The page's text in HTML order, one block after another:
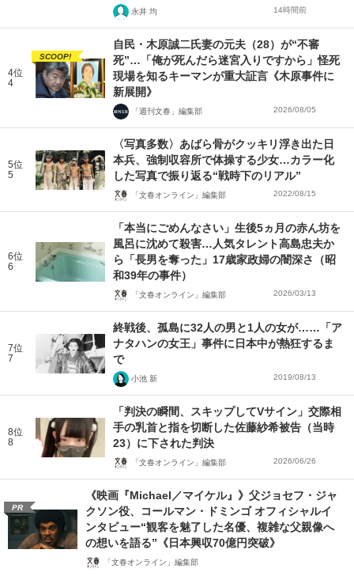
永井 均 14時間前
4位
4
SCOOP!
自民・木原誠二氏妻の元夫（28）が“不審
死”…「俺が死んだら迷宮入りですから」怪死
現場を知るキーマンが重大証言《木原事件に
新展開》
「週刊文春」編集部 2026/08/05
5位
5
〈写真多数〉あばら骨がクッキリ浮き出た日
本兵、強制収容所で体操する少女…カラー化
した写真で振り返る“戦時下のリアル”
「文春オンライン」編集部 2022/08/15
6位
6
「本当にごめんなさい」生後5ヵ月の赤ん坊を
風呂に沈めて殺害…人気タレント高島忠夫か
ら「長男を奪った」17歳家政婦の闇深さ（昭
和39年の事件）
「文春オンライン」編集部 2026/03/13
7位
7
終戦後、孤島に32人の男と1人の女が……「ア
ナタハンの女王」事件に日本中が熱狂するま
で
小池 新 2019/08/13
8位
8
「判決の瞬間、スキップしてVサイン」交際相
手の乳首と指を切断した佐藤紗希被告（当時
23）に下された判決
「文春オンライン」編集部 2026/06/26
PR
《映画『Michael／マイケル』》父ジョセフ・ジャ
クソン役、コールマン・ドミンゴ オフィシャルイ
ンタビュー“観客を魅了した名優、複雑な父親像へ
の想いを語る”《日本興収70億円突破》
「文春オンライン」編集部